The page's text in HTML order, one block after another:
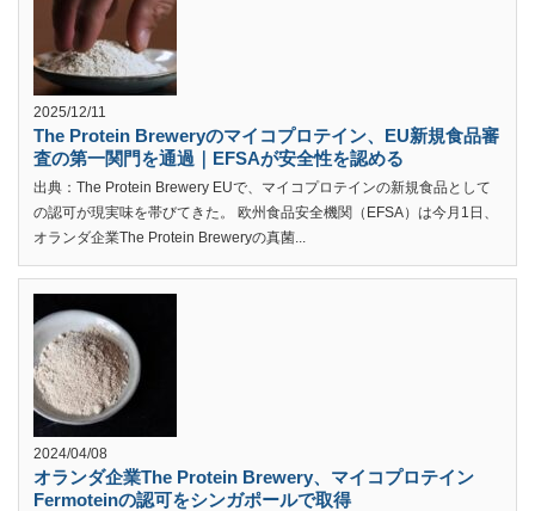
2025/12/11
The Protein Breweryのマイコプロテイン、EU新規食品審
査の第一関門を通過｜EFSAが安全性を認める
出典：The Protein Brewery EUで、マイコプロテインの新規食品として
の認可が現実味を帯びてきた。 欧州食品安全機関（EFSA）は今月1日、
オランダ企業The Protein Breweryの真菌...
2024/04/08
オランダ企業The Protein Brewery、マイコプロテイン
Fermoteinの認可をシンガポールで取得